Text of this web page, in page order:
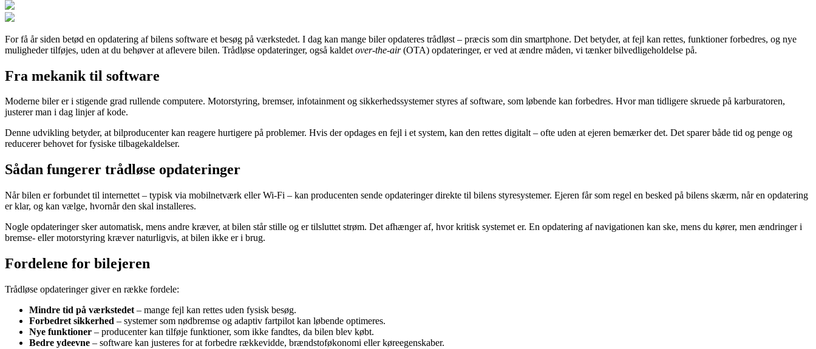
For få år siden betød en opdatering af bilens software et besøg på værkstedet. I dag kan mange biler opdateres trådløst – præcis som din smartphone. Det betyder, at fejl kan rettes, funktioner forbedres, og nye
muligheder tilføjes, uden at du behøver at aflevere bilen. Trådløse opdateringer, også kaldet over-the-air(OTA) opdateringer, er ved at ændre måden, vi tænker bilvedligeholdelse på.
Fra mekanik til software
Moderne biler er i stigende grad rullende computere. Motorstyring, bremser, infotainment og sikkerhedssystemer styres af software, som løbende kan forbedres. Hvor man tidligere skruede på karburatoren,
justerer man i dag linjer af kode.
Denne udvikling betyder, at bilproducenter kan reagere hurtigere på problemer. Hvis der opdages en fejl i et system, kan den rettes digitalt – ofte uden at ejeren bemærker det. Det sparer både tid og penge og
reducerer behovet for fysiske tilbagekaldelser.
Sådan fungerer trådløse opdateringer
Når bilen er forbundet til internettet – typisk via mobilnetværk eller Wi-Fi – kan producenten sende opdateringer direkte til bilens styresystemer. Ejeren får som regel en besked på bilens skærm, når en opdatering
er klar, og kan vælge, hvornår den skal installeres.
Nogle opdateringer sker automatisk, mens andre kræver, at bilen står stille og er tilsluttet strøm. Det afhænger af, hvor kritisk systemet er. En opdatering af navigationen kan ske, mens du kører, men ændringer i
bremse- eller motorstyring kræver naturligvis, at bilen ikke er i brug.
Fordelene for bilejeren
Trådløse opdateringer giver en række fordele:
Mindre tid på værkstedet – mange fejl kan rettes uden fysisk besøg.
Forbedret sikkerhed – systemer som nødbremse og adaptiv fartpilot kan løbende optimeres.
Nye funktioner – producenter kan tilføje funktioner, som ikke fandtes, da bilen blev købt.
Bedre ydeevne – software kan justeres for at forbedre rækkevidde, brændstoføkonomi eller køreegenskaber.